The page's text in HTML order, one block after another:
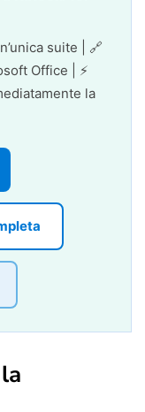
suite | 🔗
Office | ⚡
la